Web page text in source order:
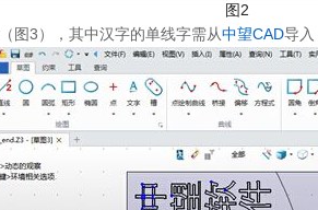
图2
图3），其中汉字的单线字需从中望CAD导入